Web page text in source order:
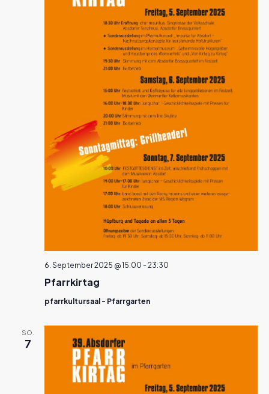
Pfarrkirtag
6. September 2025 @ 15:00 - 23:30
pfarrkultursaal - Pfarrgarten
SO.
7